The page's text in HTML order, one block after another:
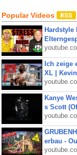
Popular Videos
Hardstyle
Ich zeige
XL |
Kanye
s Scott
erbau -